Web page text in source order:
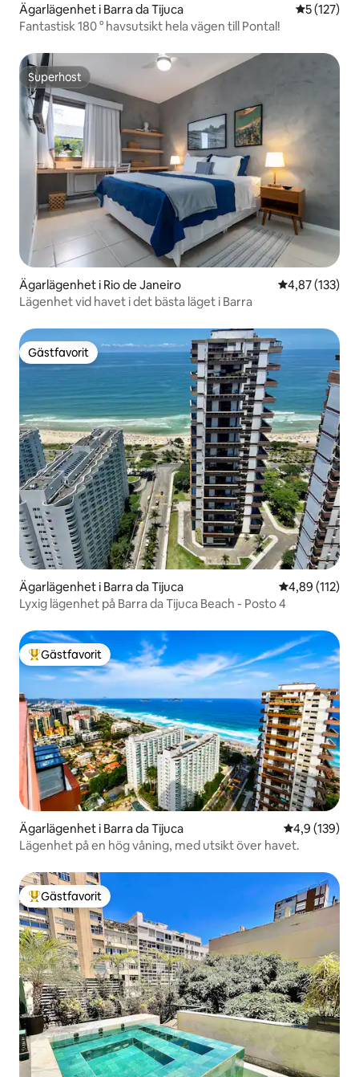
Ägarlägenhet i Barra da Tijuca 5 av 5 i
5 (127)
Fantastisk 180 ° havsutsikt hela vägen till Pontal!
Superhost
Superhost
Ägarlägenhet i Rio de Janeiro 4,87 av 5 i
4,87 (133)
Lägenhet vid havet i det bästa läget i Barra
Gästfavorit
Gästfavorit
Ägarlägenhet i Barra da Tijuca 4,89 av 5 i
4,89 (112)
Lyxig lägenhet på Barra da Tijuca Beach - Posto 4
Populär gästfavorit
Gästfavorit
Ägarlägenhet i Barra da Tijuca 4,9 av 5 i
4,9 (139)
Lägenhet på en hög våning, med utsikt över havet.
Populär gästfavorit
Gästfavorit